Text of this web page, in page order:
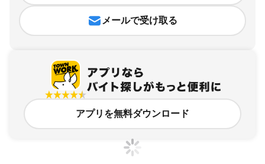
メールで受け取る
アプリを無料ダウンロード